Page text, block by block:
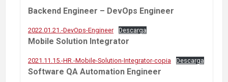
Backend Engineer – DevOps Engineer
2022.01.21.-DevOps-Engineer Descarga
Mobile Solution Integrator
2021.11.15.-HR.-Mobile-Solution-Integrator-copia Descarga
Software QA Automation Engineer